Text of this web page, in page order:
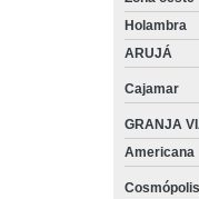
Holambra
ARUJÁ
Cajamar
GRANJA
Americana
Cosmópolis